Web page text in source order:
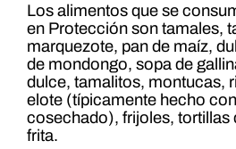
Los alimentos que se
en Protección son tamales,
marquezote, pan de maíz,
de mondongo, sopa de
dulce, tamalitos, montucas,
elote (típicamente hecho
cosechado), frijoles, tortillas
frita.